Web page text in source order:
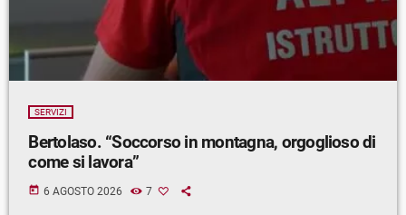
SERVIZI
Bertolaso. “Soccorso in montagna, orgoglioso di
come si lavora”
today 6 AGOSTO 2026 7